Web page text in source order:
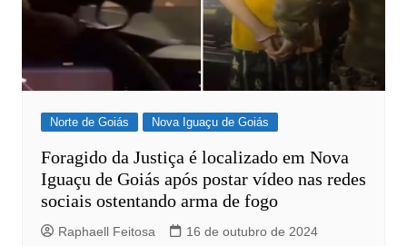
Norte de Goiás Nova Iguaçu de Goiás
Foragido da Justiça é localizado em Nova
Iguaçu de Goiás após postar vídeo nas redes
sociais ostentando arma de fogo
Raphaell Feitosa 16 de outubro de 2024